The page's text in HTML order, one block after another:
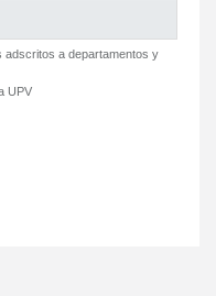
adscritos a departamentos y
UPV